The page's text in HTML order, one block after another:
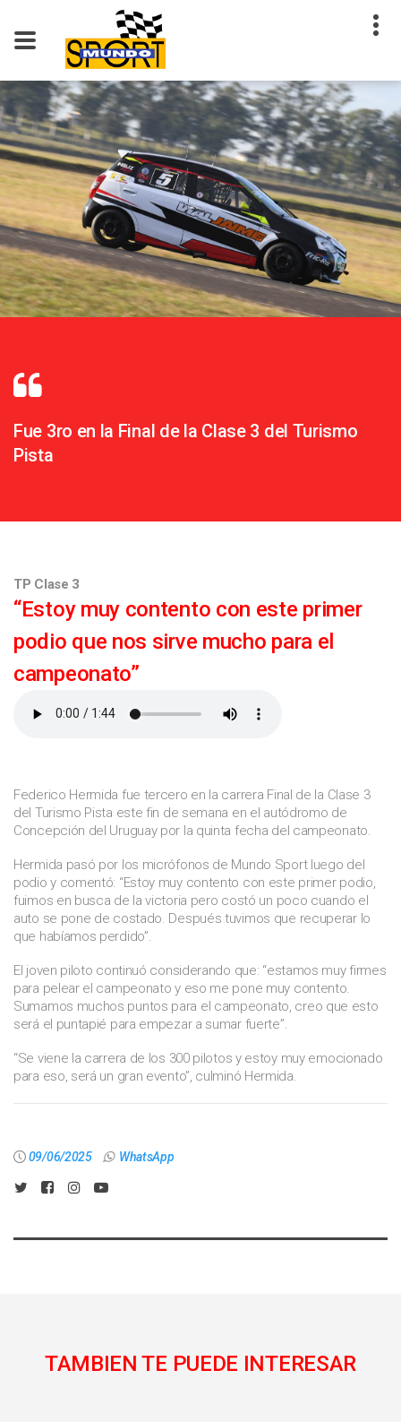
Fue 3ro en la Final de la Clase 3 del Turismo
Pista
TP Clase 3
“Estoy muy contento con este primer
podio que nos sirve mucho para el
campeonato”
Federico Hermida fue tercero en la carrera Final de la Clase 3
del Turismo Pista este fin de semana en el autódromo de
Concepción del Uruguay por la quinta fecha del campeonato.
Hermida pasó por los micrófonos de Mundo Sport luego del
podio y comentó: “Estoy muy contento con este primer podio,
fuimos en busca de la victoria pero costó un poco cuando el
auto se pone de costado. Después tuvimos que recuperar lo
que habíamos perdido”.
El joven piloto continuó considerando que: “estamos muy firmes
para pelear el campeonato y eso me pone muy contento.
Sumamos muchos puntos para el campeonato, creo que esto
será el puntapié para empezar a sumar fuerte”.
“Se viene la carrera de los 300 pilotos y estoy muy emocionado
para eso, será un gran evento”, culminó Hermida.
09/06/2025 WhatsApp
TAMBIEN TE PUEDE INTERESAR